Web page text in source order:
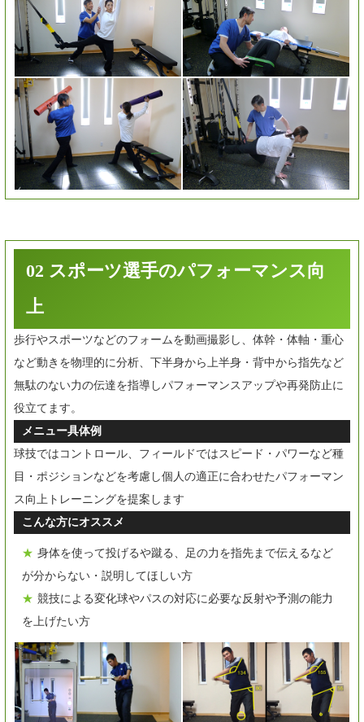
02 スポーツ選手のパフォーマンス向
上
歩行やスポーツなどのフォームを動画撮影し、体幹・体軸・重心
など動きを物理的に分析、下半身から上半身・背中から指先など
無駄のない力の伝達を指導しパフォーマンスアップや再発防止に
役立てます。
メニュー具体例
球技ではコントロール、フィールドではスピード・パワーなど種
目・ポジションなどを考慮し個人の適正に合わせたパフォーマン
ス向上トレーニングを提案します
こんな方にオススメ
身体を使って投げるや蹴る、足の力を指先まで伝えるなど
が分からない・説明してほしい方
競技による変化球やパスの対応に必要な反射や予測の能力
を上げたい方